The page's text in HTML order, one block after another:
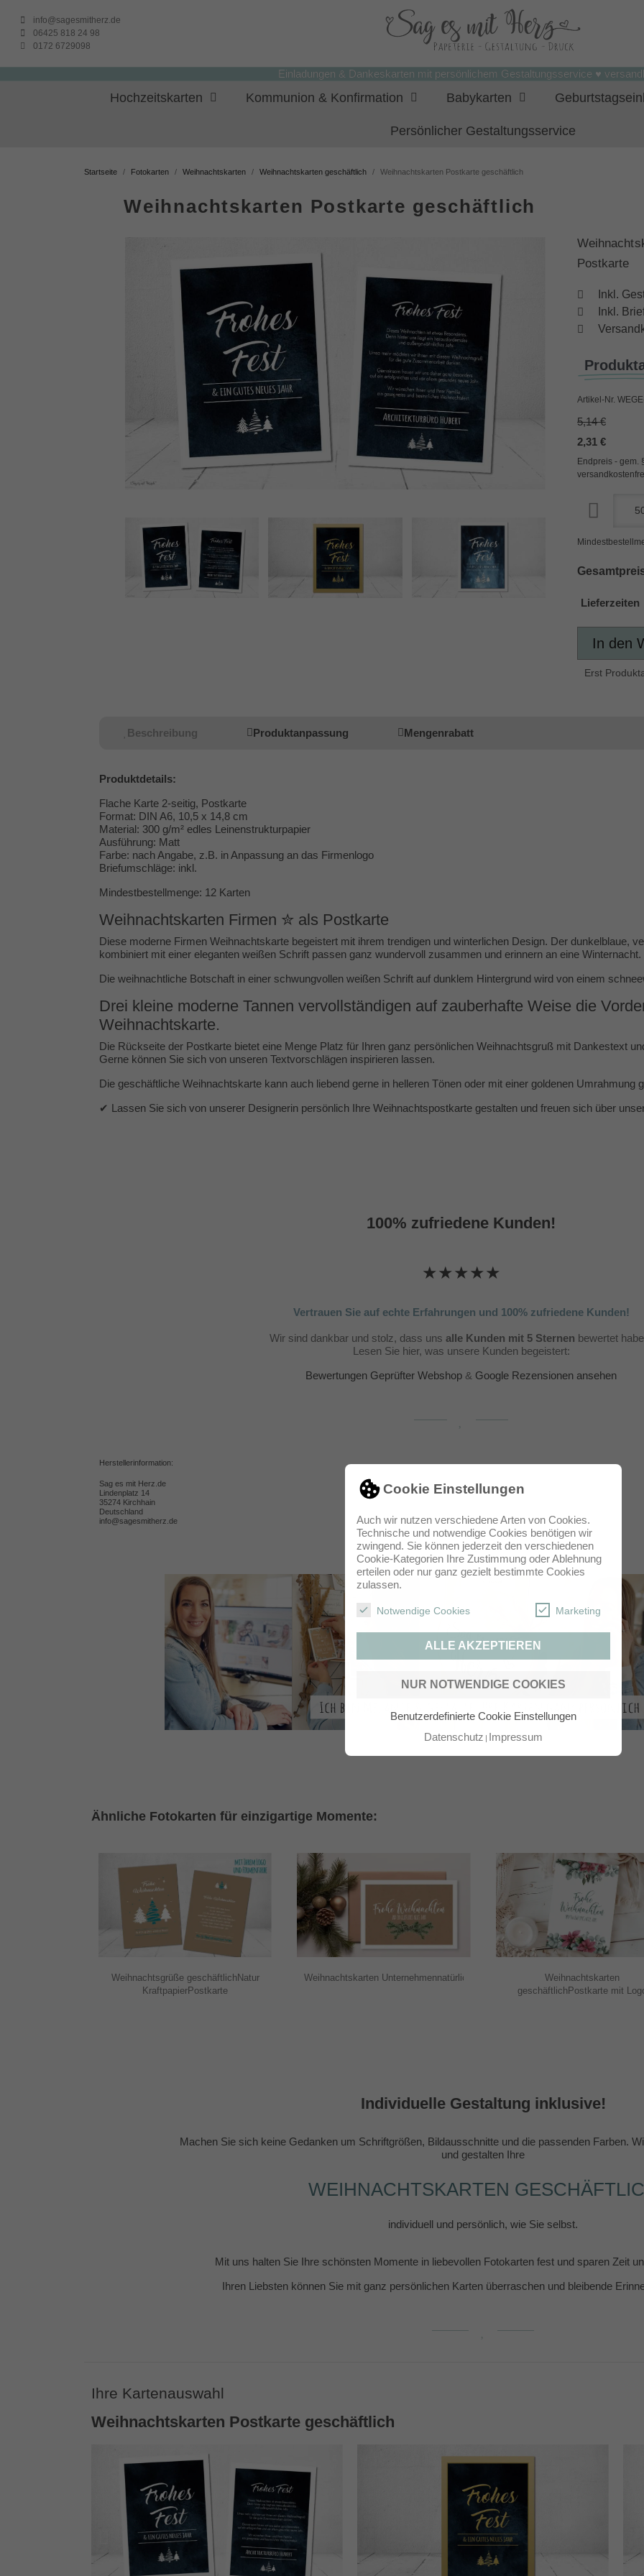
Cookie Einstellungen
Auch wir nutzen verschiedene Arten von Cookies.
Technische und notwendige Cookies benötigen wir
zwingend. Sie können jederzeit den verschiedenen
Cookie-Kategorien Ihre Zustimmung oder Ablehnung
erteilen oder nur ganz gezielt bestimmte Cookies
zulassen.
Notwendige Cookies Marketing
ALLE AKZEPTIEREN
NUR NOTWENDIGE COOKIES
Benutzerdefinierte Cookie Einstellungen
Datenschutz Impressum
info@sagesmitherz.de
06425 818 24 98
0172 6729098
Einladungen & Dankeskarten mit persönlichem Gestaltungsservice ♥
Hochzeitskarten Kommunion & Konfirmation Babykarten
Persönlicher Gestaltungsservice
Startseite Fotokarten Weihnachtskarten Weihnachtskarten geschäftlich Weihnachtskarten Postkarte geschäftlich
Weihnachtskarten Postkarte geschäftlich
Postkarte
Inkl.
Inkl.
Artikel-Nr.
5,14 €
2,31 €
Endpreis - gem.
Lieferzeiten
In den
Erst
Beschreibung Produktanpassung Mengenrabatt
Produktdetails:
Flache Karte 2-seitig, Postkarte
Format: DIN A6, 10,5 x 14,8 cm
Material: 300 g/m² edles Leinenstrukturpapier
Ausführung: Matt
Farbe: nach Angabe, z.B. in Anpassung an das Firmenlogo
Briefumschläge: inkl.
Mindestbestellmenge: 12 Karten
Weihnachtskarten Firmen ✮ als Postkarte
Diese moderne Firmen Weihnachtskarte begeistert mit ihrem trendigen und winterlichen Design. Der dunkelblaue,
kombiniert mit einer eleganten weißen Schrift passen ganz wundervoll zusammen und erinnern an eine Winternacht.
Die weihnachtliche Botschaft in einer schwungvollen weißen Schrift auf dunklem Hintergrund wird von einem
Drei kleine moderne Tannen vervollständigen auf zauberhafte Weise die
Weihnachtskarte.
Die Rückseite der Postkarte bietet eine Menge Platz für Ihren ganz persönlichen Weihnachtsgruß mit Dankestext
Gerne können Sie sich von unseren Textvorschlägeninspirieren lassen.
Die geschäftliche Weihnachtskarte kann auch liebend gerne in helleren Tönen oder mit einer goldenen Umrahmung
✔ Lassen Sie sich von unserer Designerin persönlich Ihre Weihnachtspostkarte gestalten und freuen sich über
100% zufriedene Kunden!
★★★★★
Vertrauen Sie auf echte Erfahrungen und 100% zufriedene Kunden!
Wir sind dankbar und stolz, dass uns alle Kunden mit 5 Sternen bewertet
Lesen Sie hier, was unsere Kunden begeistert:
Bewertungen Geprüfter Webshop & Google Rezensionen ansehen
Herstellerinformation:
Sag es mit Herz.de
Lindenplatz 14
35274 Kirchhain
Deutschland
info@sagesmitherz.de
Ähnliche Fotokarten für einzigartige Momente:
Weihnachtsgrüße geschäftlichNatur
KraftpapierPostkarte
Weihnachtskarten Unternehmennatürlich
Weihnachtskarten
geschäftlichPostkarte mit
Individuelle Gestaltung inklusive!
Machen Sie sich keine Gedanken um Schriftgrößen, Bildausschnitte und die passenden Farben.
und gestalten Ihre
WEIHNACHTSKARTEN
individuell und persönlich, wie Sie selbst.
Mit uns halten Sie Ihre schönsten Momente in liebevollen Fotokarten fest und sparen Zeit
Ihren Liebsten können Sie mit ganz persönlichen Karten überraschen und bleibende
Ihre Kartenauswahl
Weihnachtskarten Postkarte geschäftlich